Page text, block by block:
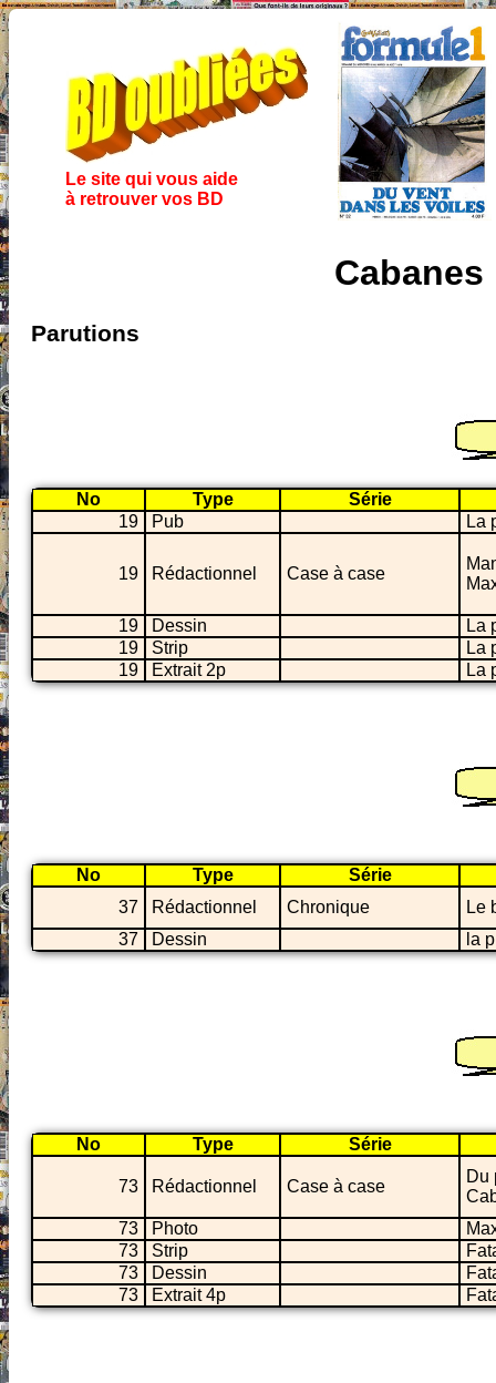
Le site qui vous aide
à retrouver vos BD
Cabanes
Parutions
No Type
Série
19
Pub La
19 Rédactionnel Case à case
19 Dessin
La
19
Strip
La
19
Extrait 2p La
No Type
Série
37
Rédactionnel Chronique
Le
37
Dessin la
No Type Série
73 Rédactionnel Case à case
Du
73
Photo
73
Strip
73
Dessin
73
Extrait 4p